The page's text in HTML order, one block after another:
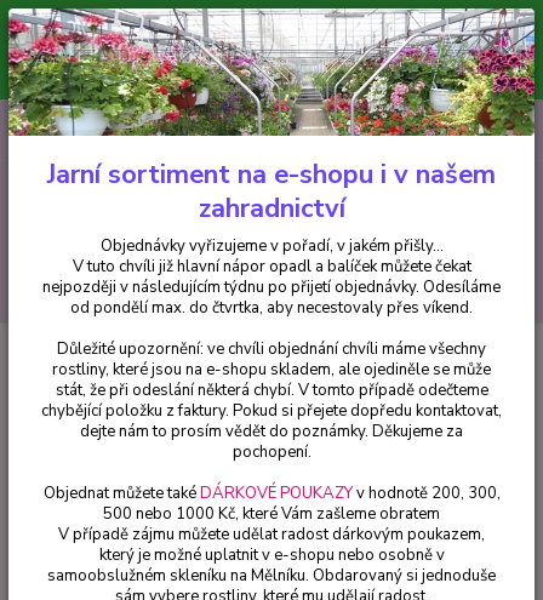
Minimální hodnota pro odeslání z e-shopu je 300 Kč.
V tuto chvíli již hlavní nápor objednávek opadl a balíček můžete čekat
nejpozději v následujícím týdnu po přijetí objednávky. Objednávky
vyřizujeme v pořadí, v jakém přišly...
CZK
Hledat
+420 602 223 614 0ks
za0 Kč
Hemerocallis - Denivky
Hemerocallis- Denivka Lavander TuTu -
cena na prodejně
Hemerocallis- Denivka Lavander
TuTu - cena na prodejně
Jarní sortiment na e-shopu i v našem
zahradnictví
Objednávky vyřizujeme v pořadí, v jakém přišly...
V tuto chvíli již hlavní nápor opadl a balíček můžete čekat
nejpozději v následujícím týdnu po přijetí objednávky. Odesíláme
od pondělí max. do čtvrtka, aby necestovaly přes víkend.
Důležité upozornění: ve chvíli objednání chvíli máme všechny
rostliny, které jsou na e-shopu skladem, ale ojediněle se může
stát, že při odeslání některá chybí. V tomto případě odečteme
chybějící položku z faktury. Pokud si přejete dopředu kontaktovat,
dejte nám to prosím vědět do poznámky. Děkujeme za
pochopení.
Objednat můžete takéDÁRKOVÉ POUKAZYv hodnotě 200, 300,
500 nebo 1000 Kč, které Vám zašleme obratem
V případě zájmu můžete udělat radost dárkovým poukazem,
který je možné uplatnit v e-shopu nebo osobně v
samoobslužném skleníku na Mělníku. Obdarovaný si jednoduše